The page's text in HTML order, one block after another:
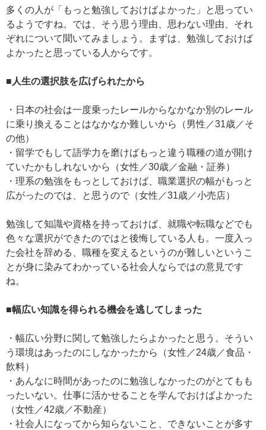
多くの人が「もっと勉強しておけばよかった」と思ってい
るようですね。では、そう思う理由、思わない理由、それ
ぞれについて聞いてみましょう。まずは、勉強しておけば
よかったと思っている人からです。
■人生の選択肢を広げられたから
・日本の社会は一度乗ったレールからなかなか別のレール
に乗り換えることはなかなか難しいから（男性／31歳／そ
の他）
・留学でもして語学力を磨けばもっと違う職種の道が開け
ていたかもしれないから（女性／30歳／金融・証券）
・理系の勉強をもっとしておけば、職業選択の幅がもっと
広がったのでは、と思うので（女性／31歳／小売店）
勉強して知識や資格を持っておけば、就職や転職などでも
色々な選択ができたのではと後悔している人も。一度入っ
た会社を辞める、職種を変えるというのが難しいというこ
とが身に染みてわかっている社会人ならではの意見です
ね。
■幅広い知識を得られる機会を逃してしまった
・幅広い分野に関して勉強したらよかったと思う。そうい
う環境はあったのにしなかったから（女性／24歳／食品・
飲料）
・あんなに時間があったのに勉強しなかったのがとてもも
ったいない。仕事に活かせることを学んでおけばよかった
（女性／42歳／不動産）
・社会人になってから知らないこと、できないことが多す